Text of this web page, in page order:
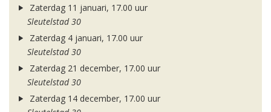
Zaterdag 11 januari, 17.00 uur
Sleutelstad 30
Zaterdag 4 januari, 17.00 uur
Sleutelstad 30
Zaterdag 21 december, 17.00 uur
Sleutelstad 30
Zaterdag 14 december, 17.00 uur